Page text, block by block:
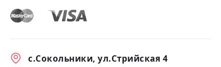
с.Сокольники, ул.Стрийская 4